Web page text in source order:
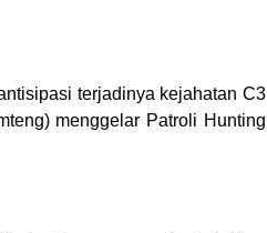
terjadinya kejahatan C3
menggelar Patroli Hunting